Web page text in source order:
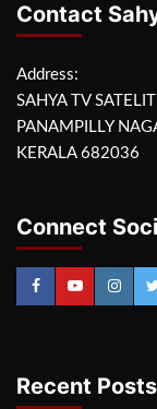
Contact
Address:
SAHYA TV
PANAMPILLY
KERALA 682036
Connect
Recent Posts